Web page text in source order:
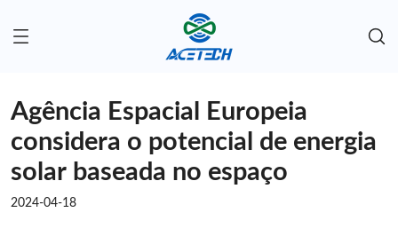
Agência Espacial Europeia
considera o potencial de energia
solar baseada no espaço
2024-04-18